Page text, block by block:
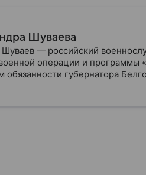
Шуваева
— российский
операции и программы
губернатора
материале.